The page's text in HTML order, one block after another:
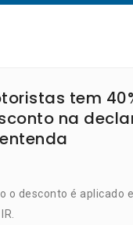
tem
na
o desconto é aplicado